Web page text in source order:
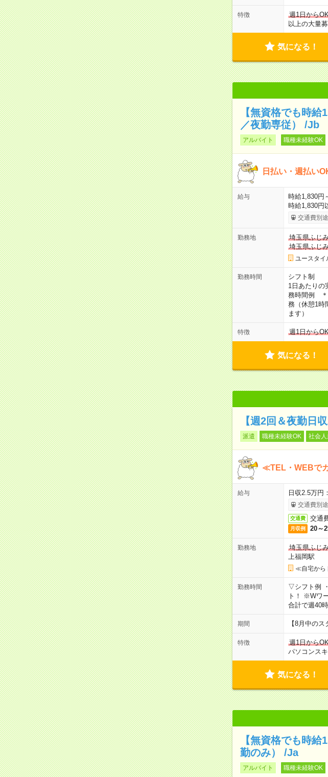
特徴 週1日から
以上の大量
気になる！
【無資格でも時
／夜勤専従） /Jb
アルバイト 職種未経験OK
日払い・週払い
給与
時給1,830円
時給1,830円
交通費別
勤務地
埼玉県ふじ
埼玉県ふじ
ユースタ
勤務時間
シフト制
1日あたり
務時間例 ＊
務（休憩1時
ます）
特徴 週1日から
気になる！
【週2回＆夜勤日
派遣 職種未経験OK 社会
≪TEL・WEBで
給与 日収2.5万円
交通費別
交通費 交通
月収例 20～
勤務地
埼玉県ふじ
上福岡駅
≪自宅から
勤務時間
▽シフト例
ト！ ※Wワ
合計で週40
期間 【8月中の
特徴 週1日から
パソコンス
気になる！
【無資格でも時
勤のみ） /Ja
アルバイト 職種未経験OK